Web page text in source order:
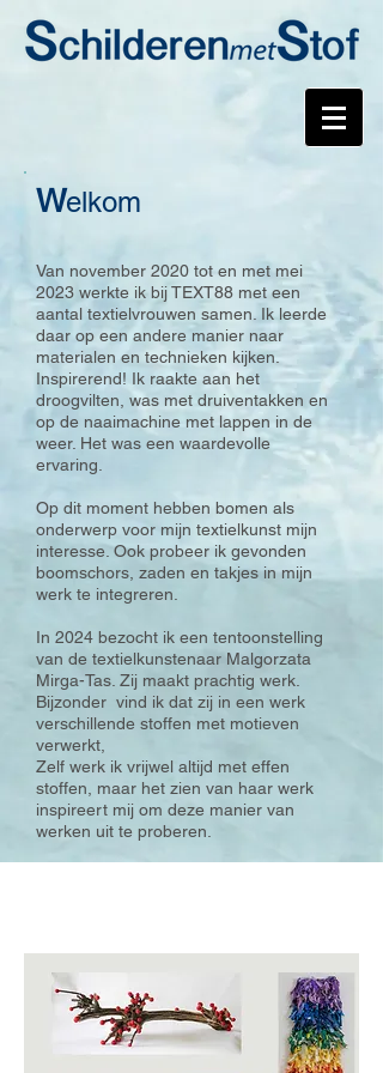
Welkom
Van november 2020 tot en met mei
2023 werkte ik bij TEXT88 met een
aantal textielvrouwen samen. Ik leerde
daar op een andere manier naar
materialen en technieken kijken.
Inspirerend! Ik raakte aan het
droogvilten, was met druiventakken en
op de naaimachine met lappen in de
weer. Het was een waardevolle
ervaring.
Op dit moment hebben bomen als
onderwerp voor mijn textielkunst mijn
interesse. Ook probeer ik gevonden
boomschors, zaden en takjes in mijn
werk te integreren.
In 2024 bezocht ik een tentoonstelling
van de textielkunstenaar Malgorzata
Mirga-Tas. Zij maakt prachtig werk.
Bijzonder vind ik dat zij in een werk
verschillende stoffen met motieven
verwerkt,
Zelf werk ik vrijwel altijd met effen
stoffen, maar het zien van haar werk
inspireert mij om deze manier van
werken uit te proberen.